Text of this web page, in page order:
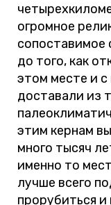
огромное
сопоставимое
до того, как
этом месте и
доставали из
этим кернам
много тысяч
именно то
лучше всего
прорубиться